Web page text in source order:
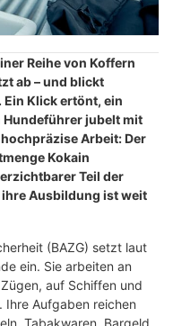
Reihe von Koffern
ab – und blickt
Klick ertönt, ein
jubelt mit
Arbeit: Der
Kokain
Teil der
Ausbildung ist weit
(BAZG) setzt laut
ein. Sie arbeiten an
auf Schiffen und
Ihre Aufgaben reichen